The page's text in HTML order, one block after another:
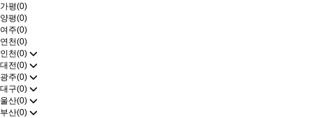
가평(0)
양평(0)
여주(0)
연천(0)
인천(0)
대전(0)
광주(0)
대구(0)
울산(0)
부산(0)